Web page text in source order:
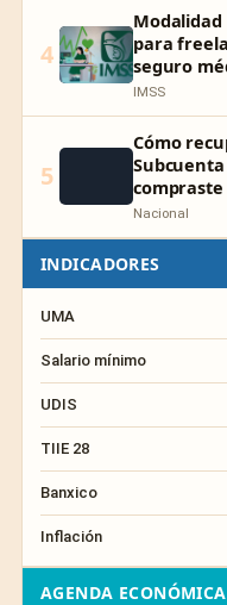
4
Modalidad
para
seguro
IMSS
5
Cómo
compraste
Nacional
INDICADORES
UMA
Salario mínimo
UDIS
TIIE 28
Banxico
Inflación
AGENDA ECONÓMICA